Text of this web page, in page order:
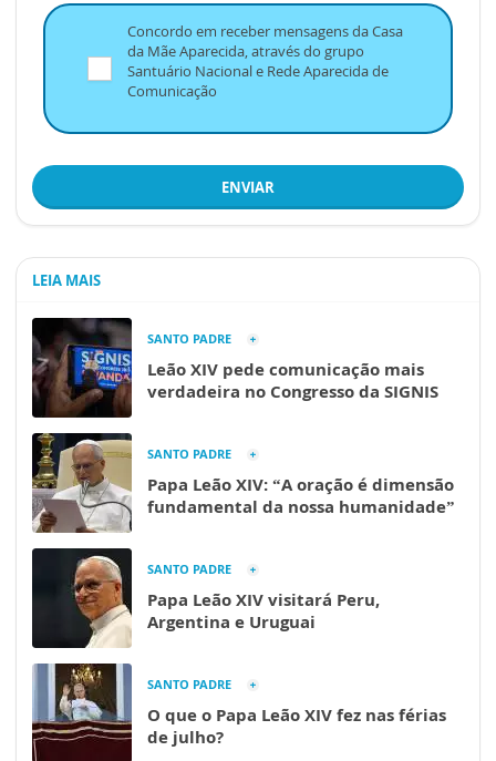
Concordo em receber mensagens da Casa
da Mãe Aparecida, através do grupo
Santuário Nacional e Rede Aparecida de
Comunicação
ENVIAR
LEIA MAIS
SANTO PADRE
Leão XIV pede comunicação mais
verdadeira no Congresso da SIGNIS
SANTO PADRE
Papa Leão XIV: “A oração é dimensão
fundamental da nossa humanidade”
SANTO PADRE
Papa Leão XIV visitará Peru,
Argentina e Uruguai
SANTO PADRE
O que o Papa Leão XIV fez nas férias
de julho?